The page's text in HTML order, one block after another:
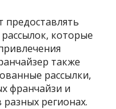
которые
также
рассылки,
франчайзи и
регионах.